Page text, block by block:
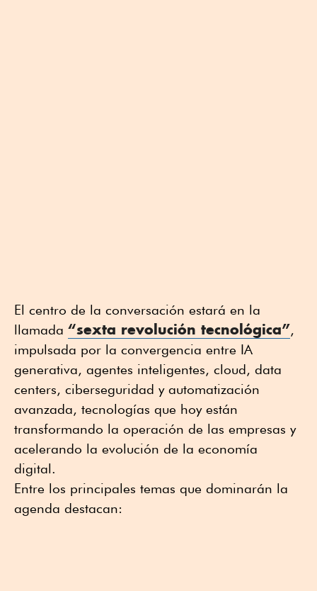
El centro de la conversación estará en la
llamada “sexta revolución tecnológica”,
impulsada por la convergencia entre IA
generativa, agentes inteligentes, cloud, data
centers, ciberseguridad y automatización
avanzada, tecnologías que hoy están
transformando la operación de las empresas y
acelerando la evolución de la economía
digital.
Entre los principales temas que dominarán la
agenda destacan: